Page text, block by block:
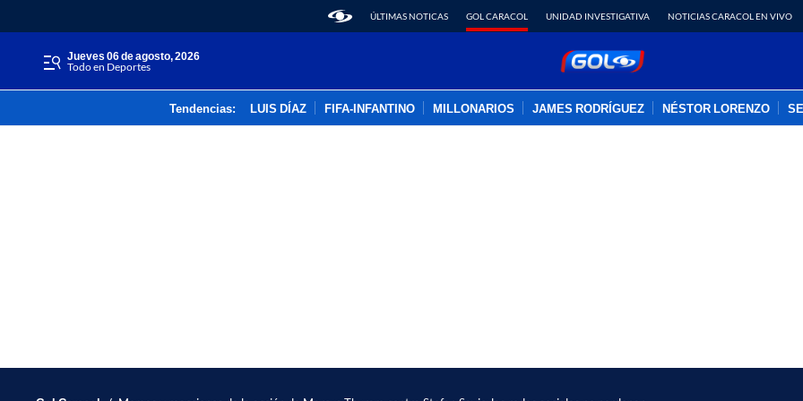
ÚLTIMAS NOTICAS GOL CARACOL UNIDAD INVESTIGATIVA NOTICIAS CARACOL EN VIVO
jueves 06 de agosto, 2026
Todo en Deportes
Tendencias: LUIS DÍAZ FIFA-INFANTINO MILLONARIOS JAMES RODRÍGUEZ NÉSTOR LORENZO